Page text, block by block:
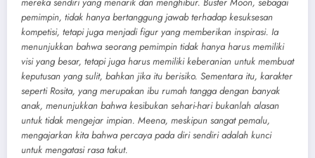
mereka sendiri yang menarik dan menghibur. Buster Moon, sebagai
pemimpin, tidak hanya bertanggung jawab terhadap kesuksesan
kompetisi, tetapi juga menjadi figur yang memberikan inspirasi. Ia
menunjukkan bahwa seorang pemimpin tidak hanya harus memiliki
visi yang besar, tetapi juga harus memiliki keberanian untuk membuat
keputusan yang sulit, bahkan jika itu berisiko. Sementara itu, karakter
seperti Rosita, yang merupakan ibu rumah tangga dengan banyak
anak, menunjukkan bahwa kesibukan sehari-hari bukanlah alasan
untuk tidak mengejar impian. Meena, meskipun sangat pemalu,
mengajarkan kita bahwa percaya pada diri sendiri adalah kunci
untuk mengatasi rasa takut.